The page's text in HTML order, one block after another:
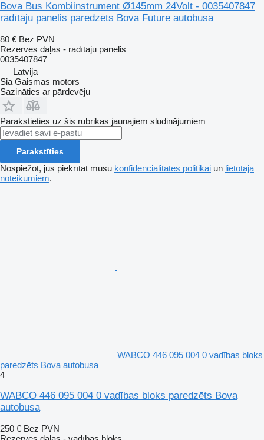
Bova Bus Kombiinstrument Ø145mm 24Volt - 0035407847
rādītāju panelis paredzēts Bova Future autobusa
80 € Bez PVN
Rezerves daļas - rādītāju panelis
0035407847
Latvija
Sia Gaismas motors
Sazināties ar pārdevēju
Parakstieties uz šis rubrikas jaunajiem sludinājumiem
Parakstīties
Nospiežot, jūs piekrītat mūsu konfidencialitātes politikai un lietotāja
noteikumiem.
WABCO 446 095 004 0 vadības bloks
paredzēts Bova autobusa
4
WABCO 446 095 004 0 vadības bloks paredzēts Bova
autobusa
250 € Bez PVN